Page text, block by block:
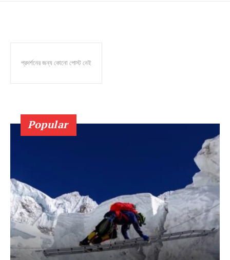
প্রদর্শনের জন্য কোনো পোস্ট নেই
Popular